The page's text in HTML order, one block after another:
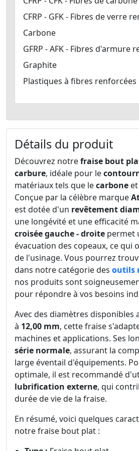
CFRP - GFK - Fibres de verre
Carbone
GFRP - AFK - Fibres d'armure
Graphite
Plastiques à fibres renforcées
Détails du produit
Découvrez notrefraise bout
carbure, idéale pour le
matériaux tels que lecarbone
Conçue par la célèbre marque
est dotée d'un revêtement
une longévité et une efficacité
croisée gauche - droite permet
évacuation des copeaux, ce qui
de l'usinage. Vous pourrez
dans notre catégorie des outils
nos produits sont
pour répondre à vos besoins
Avec des diamètres disponibles
à 12,00 mm, cette fraise
machines et applications. Ses
série normale, assurant la
large éventail d'équipements.
optimale, il est recommandé
lubrification externe, qui
durée de vie de la fraise.
En résumé, voici quelques
notre fraise bout plat :